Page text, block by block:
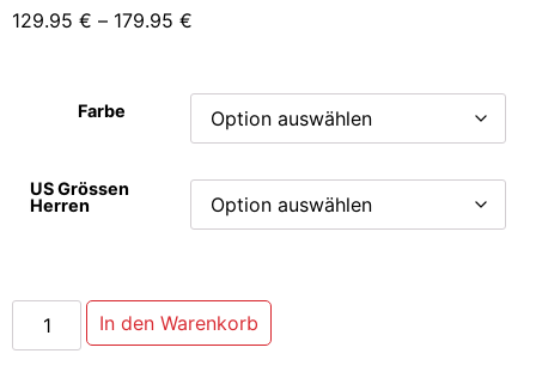
129.95 € – 179.95 €
Farbe
US Grössen
Herren
In den Warenkorb